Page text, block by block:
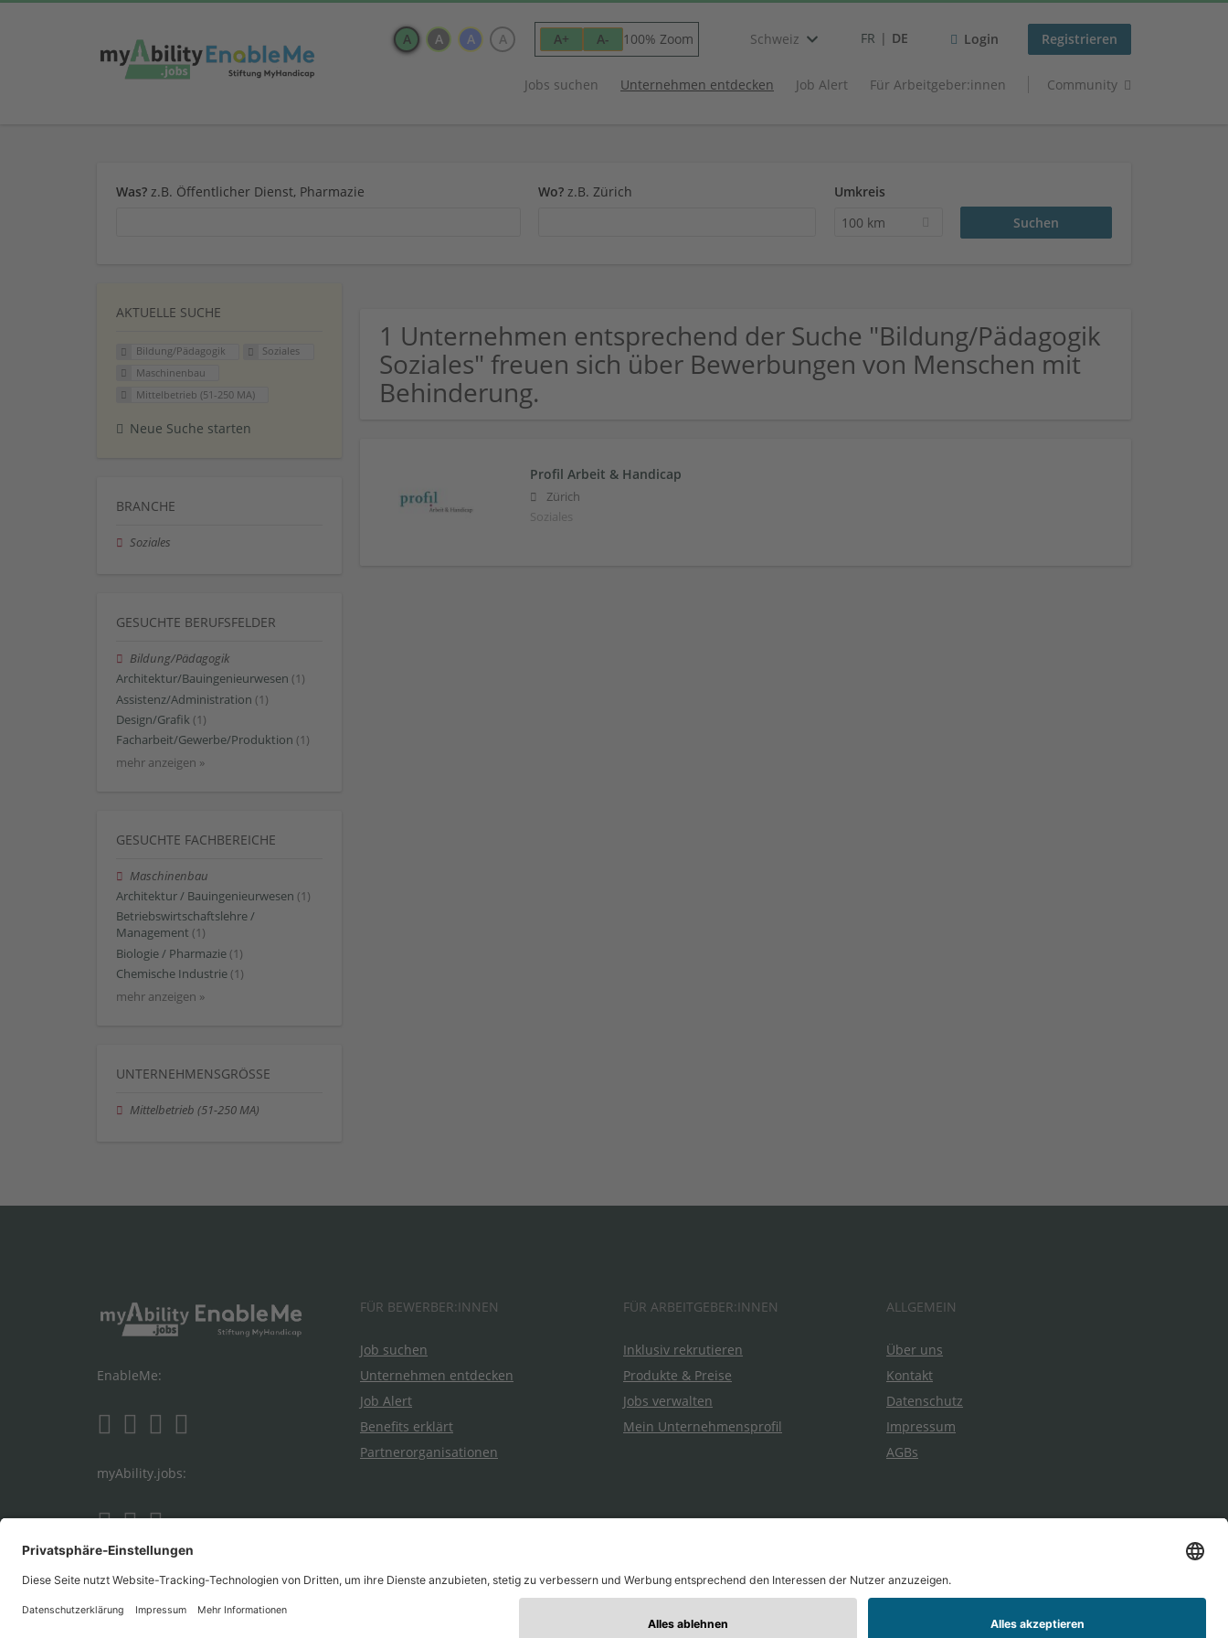
A A A A A+ A- 100% Zoom Schweiz FR DE Login Registrieren
Jobs suchen Unternehmen entdecken Job Alert Für Arbeitgeber:innen Community
Was? z.B. Öffentlicher Dienst, Pharmazie Wo? z.B. Zürich
Umkreis
100 km
AKTUELLE SUCHE
Bildung/Pädagogik
Soziales
Maschinenbau
Mittelbetrieb (51-250 MA)
Neue Suche starten
BRANCHE
Soziales
GESUCHTE BERUFSFELDER
Bildung/Pädagogik
Architektur/Bauingenieurwesen (1)
Assistenz/Administration (1)
Design/Grafik (1)
Facharbeit/Gewerbe/Produktion (1)
mehr anzeigen »
GESUCHTE FACHBEREICHE
Maschinenbau
Architektur / Bauingenieurwesen (1)
Betriebswirtschaftslehre /
Management (1)
Biologie / Pharmazie (1)
Chemische Industrie (1)
mehr anzeigen »
UNTERNEHMENSGRÖSSE
Mittelbetrieb (51-250 MA)
1 Unternehmen entsprechend der Suche "Bildung/Pädagogik
Soziales" freuen sich über Bewerbungen von Menschen mit
Behinderung.
Profil Arbeit & Handicap
Zürich
Soziales
EnableMe:
myAbility.jobs:
FÜR BEWERBER:INNEN
Job suchen
Unternehmen entdecken
Job Alert
Benefits erklärt
Partnerorganisationen
FÜR ARBEITGEBER:INNEN
Inklusiv rekrutieren
Produkte & Preise
Jobs verwalten
Mein Unternehmensprofil
ALLGEMEIN
Über uns
Kontakt
Datenschutz
Impressum
AGBs